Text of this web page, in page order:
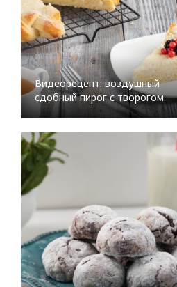
Видеорецепт: воздушный
сдобный пирог с творогом